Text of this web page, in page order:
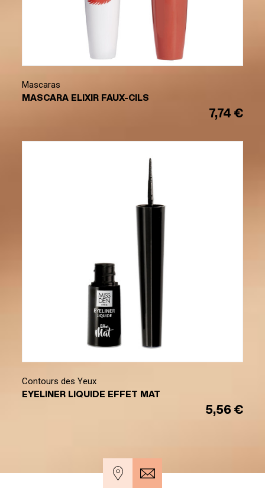
Mascaras
MASCARA ELIXIR FAUX-CILS
7,74 €
Contours des Yeux
EYELINER LIQUIDE EFFET MAT
5,56 €